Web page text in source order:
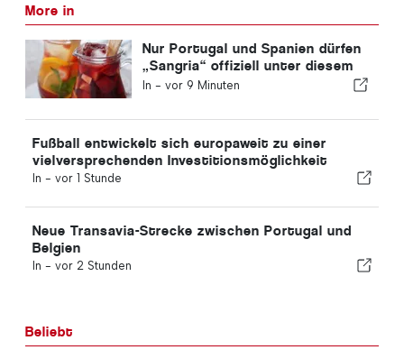
More in
Nur Portugal und Spanien dürfen
„Sangria“ offiziell unter diesem
Namen verkaufen
In - vor 9 Minuten
Fußball entwickelt sich europaweit zu einer
vielversprechenden Investitionsmöglichkeit
In - vor 1 Stunde
Neue Transavia-Strecke zwischen Portugal und
Belgien
In - vor 2 Stunden
Beliebt